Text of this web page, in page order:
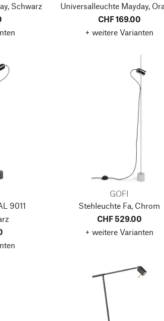
Schwarz
Universalleuchte Mayday,
CHF 169.00
+ weitere Varianten
9011
GOFI
Stehleuchte Fa, Chrom
CHF 529.00
+ weitere Varianten